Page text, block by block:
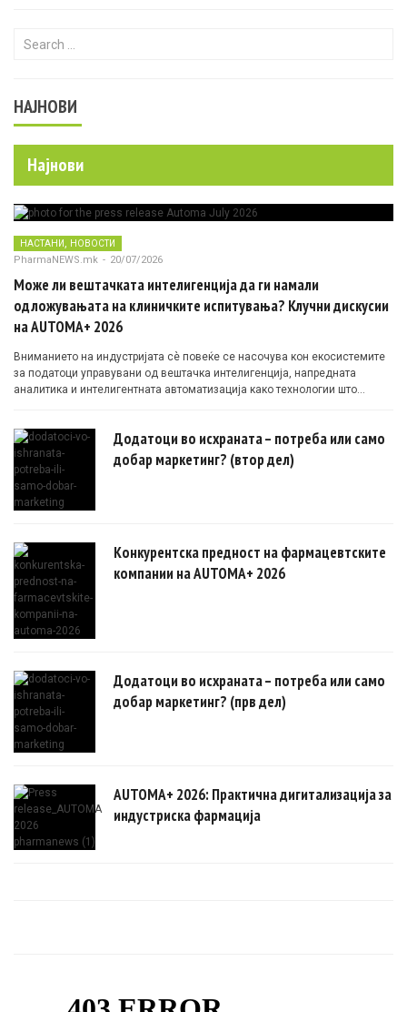
Search for:
НАЈНОВИ
Најнови
НАСТАНИ, НОВОСТИ
PharmaNEWS.mk - 20/07/2026
Може ли вештачката интелигенција да ги намали
одложувањата на клиничките испитувања? Клучни дискусии
на AUTOMA+ 2026
Вниманието на индустријата сè повеќе се насочува кон екосистемите
за податоци управувани од вештачка интелигенција, напредната
аналитика и интелигентната автоматизација како технологии што
Додатоци во исхраната – потреба или само
добар маркетинг? (втор дел)
Конкурентска предност на фармацевтските
компании на AUTOMA+ 2026
Додатоци во исхраната – потреба или само
добар маркетинг? (прв дел)
AUTOMA+ 2026: Практична дигитализација за
индустриска фармација